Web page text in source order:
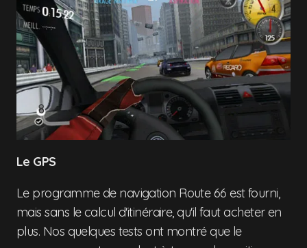
Le GPS
Le programme de navigation Route 66 est fourni,
mais sans le calcul d'itinéraire, qu'il faut acheter en
plus. Nos quelques tests ont montré que le